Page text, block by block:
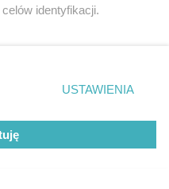
wkracza do gry i
identyfikacji.
ustawień prywatności
rogu strony
wymagają zgody
się takiemu
miały zastosowanie tylko
USTAWIENIA